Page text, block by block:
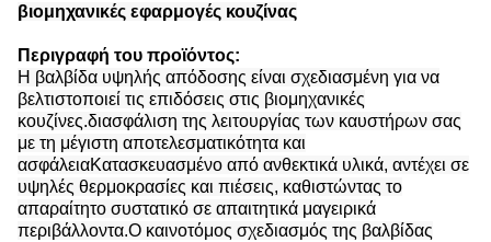
βιομηχανικές εφαρμογές κουζίνας
Περιγραφή του προϊόντος:
Η βαλβίδα υψηλής απόδοσης είναι σχεδιασμένη για να
βελτιστοποιεί τις επιδόσεις στις βιομηχανικές
κουζίνες.διασφάλιση της λειτουργίας των καυστήρων σας
με τη μέγιστη αποτελεσματικότητα και
ασφάλειαΚατασκευασμένο από ανθεκτικά υλικά, αντέχει σε
υψηλές θερμοκρασίες και πιέσεις, καθιστώντας το
απαραίτητο συστατικό σε απαιτητικά μαγειρικά
περιβάλλοντα.Ο καινοτόμος σχεδιασμός της βαλβίδας